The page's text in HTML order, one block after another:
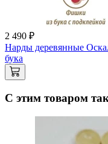
2 490 ₽
Нарды деревянные
бука
С этим товаром